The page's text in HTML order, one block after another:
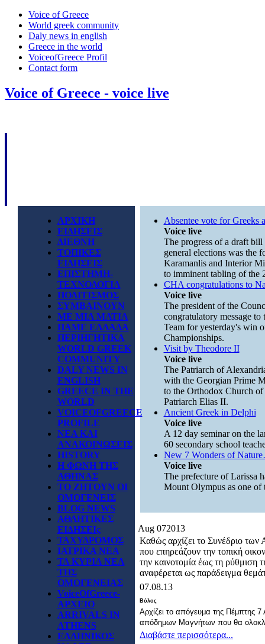
Voice of Greece
World greek community
Daly news in english
Greece in the world
VoiceofGreece Profil
Contact form
Voice of Greece - voice live
ΑΡΧΙΚΗ
ΕΙΔΗΣΕΙΣ
ΔΙΕΘΝΗ
ΤΟΠΙΚΕΣ
ΕΙΔΗΣΕΙΣ
ΕΠΙΣΤΗΜΗ-
ΤΕΧΝΟΛΟΓΙΑ
ΠΟΛΙΤΙΣΜΟΣ
ΣΥΜΒΑΙΝΟΥΝ
ΜΕ ΜΙΑ ΜΑΤΙΑ
ΠΑΜΕ ΕΛΛΑΔΑ
ΠΕΡΙΗΓΗΤΙΚΑ
WORLD GREEK
COMMUNITY
DALY NEWS IN
ENGLISH
GREECE IN THE
WORLD
VOICEOFGREECE
PROFILE
ΝΕΑ ΚΑΙ
ΑΝΑΚΟΙΝΩΣΕΙΣ
HISTORY
Η ΦΩΝΗ ΤΗΣ
ΑΘΗΝΑΣ
ΤΟ ΖΗΤΟΥΝ ΟΙ
ΟΜΟΓΕΝΕΙΣ
BLOG NEWS
ΑΘΛΗΤΙΚΕΣ
ΕΙΔΗΣΕΙς
ΤΑΧΥΔΡΟΜΟΣ
ΙΑΤΡΙΚΑ ΝΕΑ
ΤΑ ΚΥΡΙΑ ΝΕΑ
ΤΗΣ
ΟΜΟΓΕΝΕΙΑΣ
VoiceOfGreece-
ΑΡΧΕΙΟ
ARRIVALS IN
ATHENS
ΕΛΛΗΝΙΚΟΣ
Absentee vote for Greeks
Voice live
The progress of a draft
general elections was the
Karamanlis and Interior
to imminent tabling of the
CHA congratulations to
Voice live
The president of the
congratulatory message
Team for yesterday's win
Championships.
Visit by Theodore II
Voice live
The Patriarch of
with the Georgian Prime
to the Orthodox Church
Patriarch Elias II.
Ancient Greek in Delphi
Voice live
A 12 day seminar on the
60 secondary school
New 7 Wonders of
Voice live
The prefecture of Larissa
Mount Olympus as one of
Aug 072013
Καθώς αρχίζει το Συνέδριο
που επηρεάζουν την τοπική
την καινοτομία έως τη
αναφέρεται ως παράδειγμα
07.08.13
Βόλος
Αρχίζει το απόγευμα της Πέμπτης
απόδημων Μαγνήτων που θα
Διαβάστε περισσότερα...